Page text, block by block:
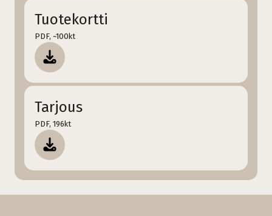
Tuotekortti
PDF, ~100kt
Tarjous
PDF, 196kt